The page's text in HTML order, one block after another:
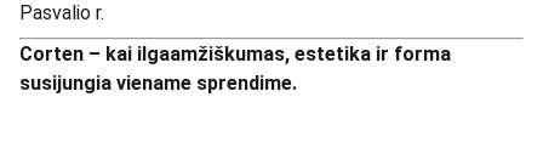
Pasvalio r.
Corten – kai ilgaamžiškumas, estetika ir forma
susijungia viename sprendime.